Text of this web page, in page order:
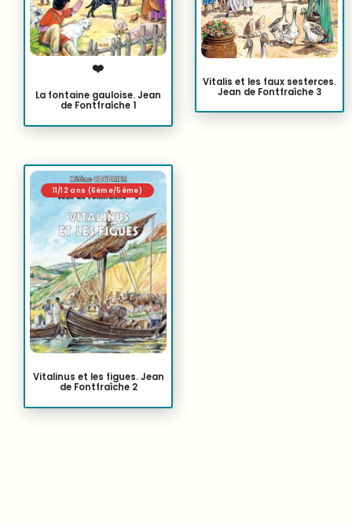
❤️
La fontaine gauloise. Jean
de Fontfraîche 1
Vitalis et les faux sesterces.
Jean de Fontfraîche 3
11/12 ans (6ème/5ème)
Vitalinus et les figues. Jean
de Fontfraîche 2